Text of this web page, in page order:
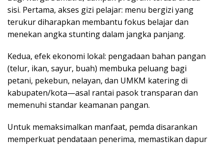
sisi. Pertama, akses gizi pelajar: menu bergizi yang
terukur diharapkan membantu fokus belajar dan
menekan angka stunting dalam jangka panjang.
Kedua, efek ekonomi lokal: pengadaan bahan pangan
(telur, ikan, sayur, buah) membuka peluang bagi
petani, pekebun, nelayan, dan UMKM katering di
kabupaten/kota—asal rantai pasok transparan dan
memenuhi standar keamanan pangan.
Untuk memaksimalkan manfaat, pemda disarankan
memperkuat pendataan penerima, memastikan dapur